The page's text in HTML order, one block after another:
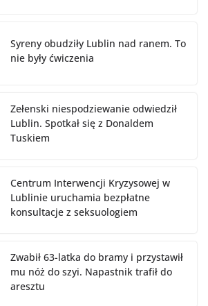
Syreny obudziły Lublin nad ranem. To
nie były ćwiczenia
Zełenski niespodziewanie odwiedził
Lublin. Spotkał się z Donaldem
Tuskiem
Centrum Interwencji Kryzysowej w
Lublinie uruchamia bezpłatne
konsultacje z seksuologiem
Zwabił 63-latka do bramy i przystawił
mu nóż do szyi. Napastnik trafił do
aresztu